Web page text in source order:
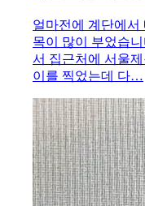
얼마전에 계단에서
목이 많이 부었습
서 집근처에 서울
이를 찍었는데 다…